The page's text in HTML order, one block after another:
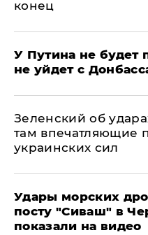
конец
У Путина не будет
не уйдет с
Зеленский об
там впечатляющие
украинских сил
Удары морских
посту "Сиваш" в
показали на видео